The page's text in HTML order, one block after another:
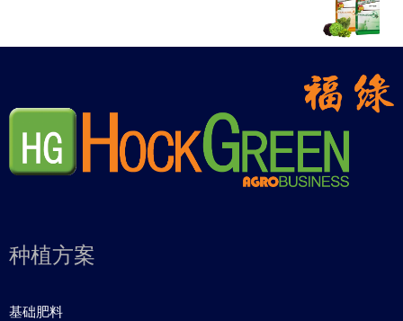
种植方案
基础肥料